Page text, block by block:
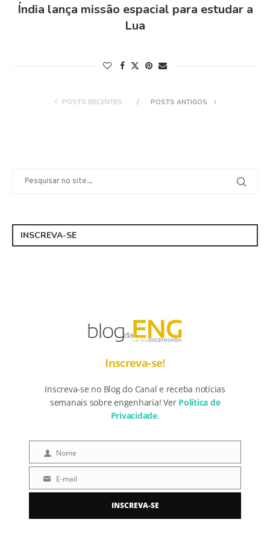
Índia lança missão espacial para estudar a
Lua
POSTS RECENTES POSTS ANTIGOS
INSCREVA-SE
Inscreva-se!
Inscreva-se no Blog do Canal e receba notícias
semanais sobre engenharia! Ver Política de
Privacidade.
Nome Nome
mail
E-mail
INSCREVA-SE